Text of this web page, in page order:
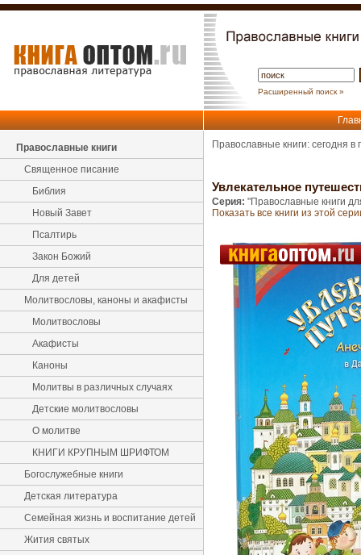
Расширенный поиск »
Православные книги
Священное писание
Библия
Новый Завет
Псалтирь
Закон Божий
Для детей
Молитвословы, каноны и акафисты
Молитвословы
Акафисты
Каноны
Молитвы в различных случаях
Детские молитвословы
О молитве
КНИГИ КРУПНЫМ ШРИФТОМ
Богослужебные книги
Детская литература
Семейная жизнь и воспитание детей
Жития святых
Православные книги: сегодня
Увлекательное
Серия: "Православные книги
Показать все книги из этой